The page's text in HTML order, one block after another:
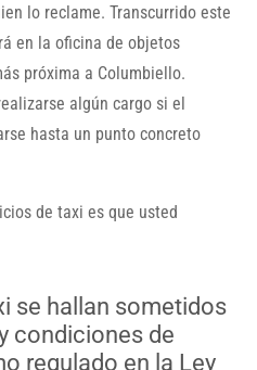
lo reclame. Transcurrido este
en la oficina de objetos
próxima a Columbiello.
algún cargo si el
hasta un punto concreto
de taxi es que usted
se hallan sometidos
condiciones de
regulado en la Ley